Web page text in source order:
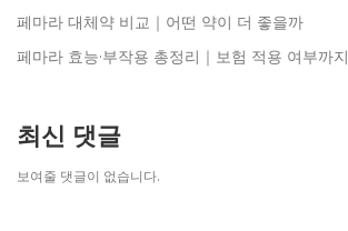
페마라 대체약 비교｜어떤 약이 더 좋을까
페마라 효능·부작용 총정리｜보험 적용 여부까지
최신 댓글
보여줄 댓글이 없습니다.